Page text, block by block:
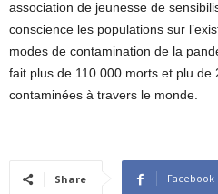
association de jeunesse de
conscience les populations sur
modes de contamination de la
fait plus de 110 000 morts et plu de
contaminées à travers le monde.
Share Facebook